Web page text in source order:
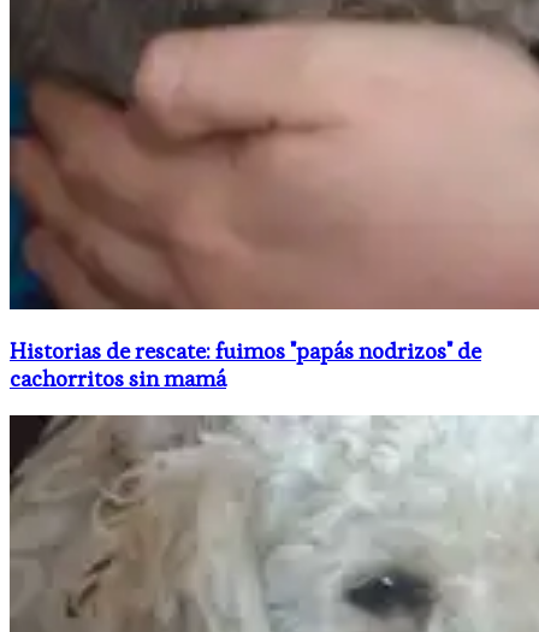
Historias de rescate: fuimos "papás nodrizos" de
cachorritos sin mamá